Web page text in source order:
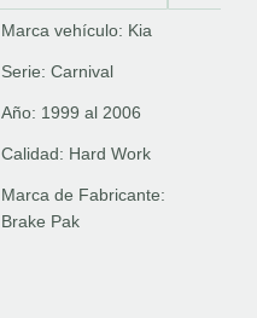
Marca vehículo: Kia
Serie: Carnival
Año: 1999 al 2006
Calidad: Hard Work
Marca de Fabricante:
Brake Pak